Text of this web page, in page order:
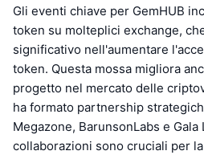
Gli eventi chiave per GemHUB
token su molteplici exchange,
significativo nell'aumentare
token. Questa mossa migliora
progetto nel mercato delle
ha formato partnership
Megazone, BarunsonLabs e Gala
collaborazioni sono cruciali per